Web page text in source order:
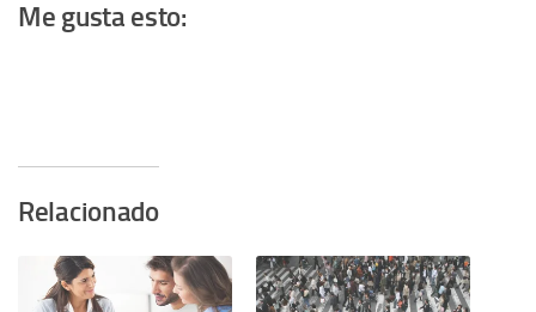
Me gusta esto:
Relacionado